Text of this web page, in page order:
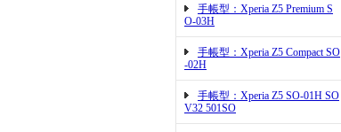
手帳型：Xperia Z5 Premium S
O-03H
手帳型：Xperia Z5 Compact SO
-02H
手帳型：Xperia Z5 SO-01H SO
V32 501SO